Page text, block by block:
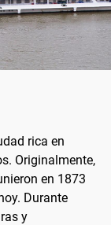
rica en
Originalmente,
en 1873
Durante
y